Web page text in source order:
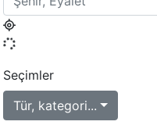
Seçimler
Tür, kategori...